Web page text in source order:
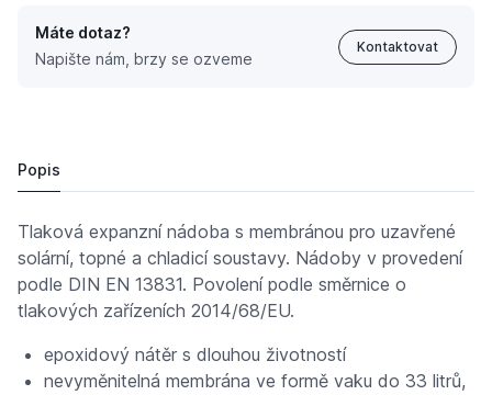
Máte dotaz?
Napište nám, brzy se ozveme
Kontaktovat
Popis
Tlaková expanzní nádoba s membránou pro uzavřené
solární, topné a chladicí soustavy. Nádoby v provedení
podle DIN EN 13831. Povolení podle směrnice o
tlakových zařízeních 2014/68/EU.
epoxidový nátěr s dlouhou životností
nevyměnitelná membrána ve formě vaku do 33 litrů,